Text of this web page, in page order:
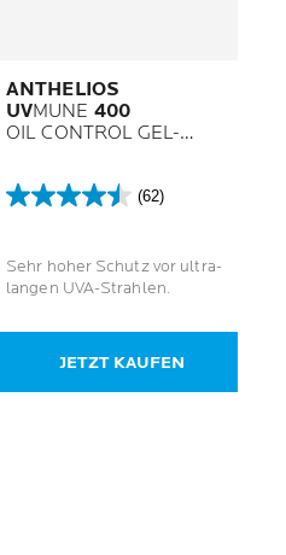
ANTHELIOS
UVMUNE 400
OIL CONTROL GEL-
(62)
4.5
Sternen.
62
Sehr hoher Schutz vor ultra-
langen UVA-Strahlen.
JETZT KAUFEN